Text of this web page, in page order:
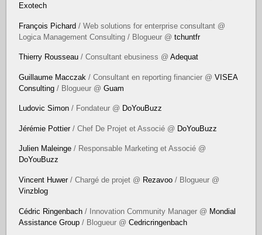
Exotech
François Pichard / Web solutions for enterprise consultant @
Logica Management Consulting / Blogueur @tchuntfr
Thierry Rousseau / Consultant ebusiness @Adequat
Guillaume Macczak / Consultant en reporting financier @VISEA
Consulting / Blogueur @Guam
Ludovic Simon / Fondateur @ DoYouBuzz
Jérémie Pottier/ Chef De Projet et Associé @ DoYouBuzz
Julien Maleinge / Responsable Marketing et Associé @
DoYouBuzz
Vincent Huwer/ Chargé de projet @ Rezavoo / Blogueur @
Vinzblog
Cédric Ringenbach / Innovation Community Manager @ Mondial
Assistance Group / Blogueur @Cedricringenbach